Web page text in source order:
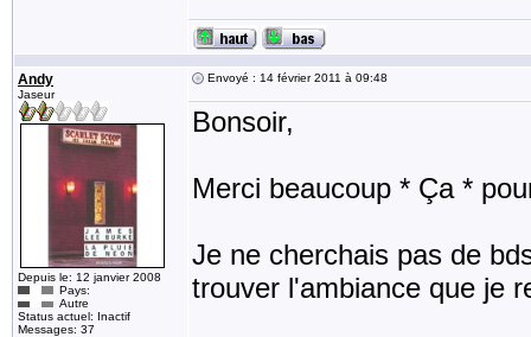
Andy
Jaseur
Depuis le: 12 janvier 2008
Pays:
Autre
Status actuel: Inactif
Messages: 37
Envoyé : 14 février 2011 à 09:48
Bonsoir,
Merci beaucoup * Ça *
Je ne cherchais pas de
trouver l'ambiance que je